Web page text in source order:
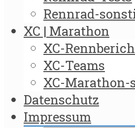
Rennrad-
XC | Marathon
XC-
XC-Teams
XC-Marathon-
Datenschutz
Impressum